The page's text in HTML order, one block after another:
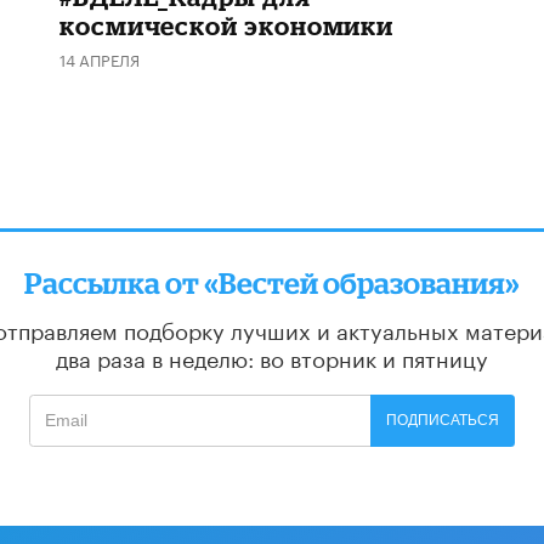
космической экономики
14 АПРЕЛЯ
Рассылка от «Вестей образования»
подборку лучших и актуальных
два раза в неделю: во вторник и пятницу
ПОДПИСАТЬСЯ